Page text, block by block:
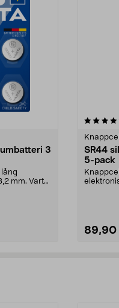
3
mm. Varta
SR44
5-pack
89,90